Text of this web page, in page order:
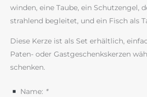
winden, eine Taube, ein Schutzengel,
strahlend begleitet, und ein Fisch als
Diese Kerze ist als Set erhältlich,
Paten- oder Gastgeschenkskerzen
schenken.
Name: *